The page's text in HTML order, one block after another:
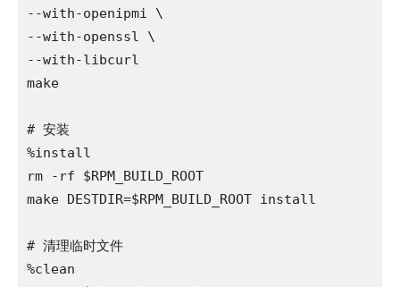
--with-openipmi \
--with-openssl \
--with-libcurl
make
# 安装
%install
rm -rf $RPM_BUILD_ROOT
make DESTDIR=$RPM_BUILD_ROOT install
# 清理临时文件
%clean